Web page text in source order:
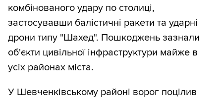
комбінованого удару по столиці,
застосувавши балістичні ракети та ударні
дрони типу "Шахед". Пошкоджень зазнали
об'єкти цивільної інфраструктури майже в
усіх районах міста.
У Шевченківському районі ворог поцілив